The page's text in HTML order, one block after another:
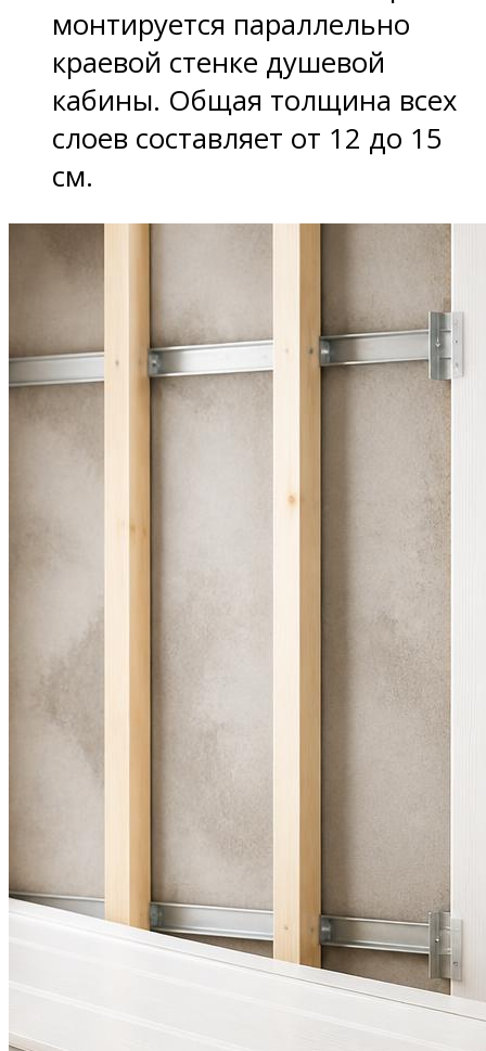
монтируется параллельно
краевой стенке душевой
кабины. Общая толщина всех
слоев составляет от 12 до 15
см.